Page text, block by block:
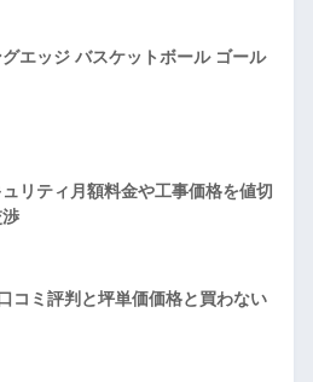
グエッジ バスケットボール ゴール
リティ月額料金や工事価格を値切
コミ評判と坪単価価格と買わない